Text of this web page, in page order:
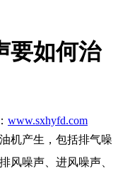
要如何治
www.sxhyfd.com
机产生，包括排气噪
风噪声、进风噪声、